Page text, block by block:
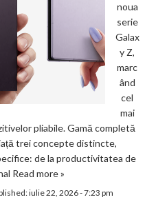
noua
serie
Galax
y Z,
marc
ând
cel
mai
pliabile. Gamă completă
trei concepte distincte,
de la productivitatea de
Read more »
iulie 22, 2026 - 7:23 pm